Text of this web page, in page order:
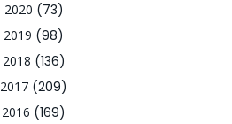
2020 (73)
2019 (98)
2018 (136)
2017 (209)
2016 (169)